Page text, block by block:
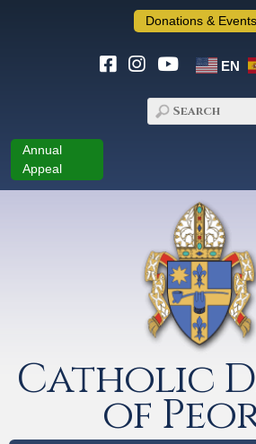
Donations & Events
EN
Annual
Appeal
Catholic
of